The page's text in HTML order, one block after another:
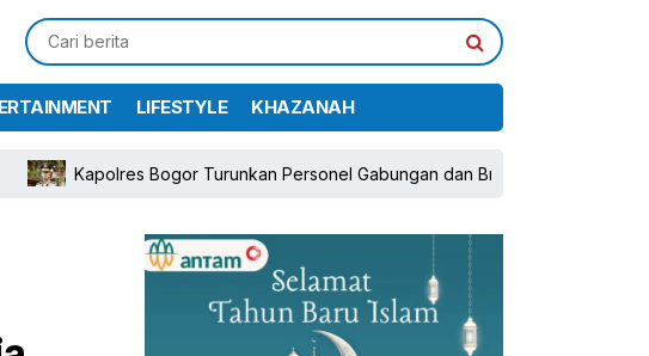
LIFESTYLE KHAZANAH
Bogor Turunkan Personel Gabungan dan Brimob, Prioritaskan